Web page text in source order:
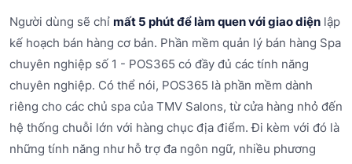
Người dùng sẽ chỉ mất 5 phút để làm quen với giao diện lập
kế hoạch bán hàng cơ bản. Phần mềm quản lý bán hàng Spa
chuyên nghiệp số 1 - POS365 có đầy đủ các tính năng
chuyên nghiệp. Có thể nói, POS365 là phần mềm dành
riêng cho các chủ spa của TMV Salons, từ cửa hàng nhỏ đến
hệ thống chuỗi lớn với hàng chục địa điểm. Đi kèm với đó là
những tính năng như hỗ trợ đa ngôn ngữ, nhiều phương